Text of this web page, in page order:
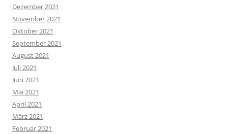
Dezember 2021
November 2021
Oktober 2021
September 2021
August 2021
Juli 2021
Juni 2021
Mai 2021
April 2021
März 2021
Februar 2021